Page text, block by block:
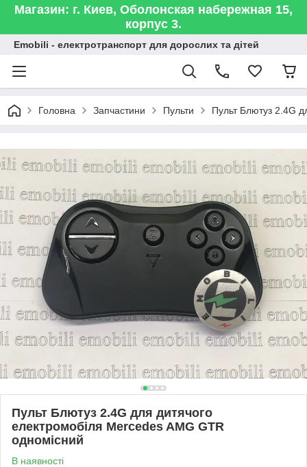
Магазин: г. Киев, Оболонская набережная 15,
корпус 3.
Emobili - електротранспорт для дорослих та дітей
Головна Запчастини Пульти Пульт Блютуз 2.4G
Пульт Блютуз 2.4G для дитячого
електромобіля Mercedes AMG GTR
одномісний
В наявності